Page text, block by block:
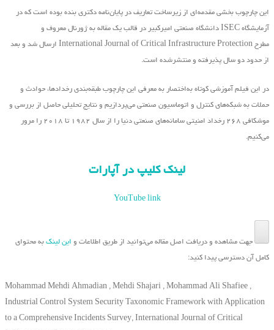
این چارچوب بخشی مقدمه‌ای از زیرساخت تعاریف در پایان‌نامه دکتری بنده بوده است که در
آزمایشگاه
دانشگاه صنعتی امیرکبیر در قالب یک مقاله به ژورنال معروف و
مطرح
ارسال شد و بعد
از حدود دو سال پذیرفته و منتشرشده است.
در این فیلم آموزشی کوتاه به‌اختصار به معرفی این چارچوب طبقه‌بندی رخدادها، حوادث و
حملات به شبکه‌های کنترل و اتوماسیون صنعتی می‌پردازیم و نتایج تحلیلی حاصل از بررسی و
موشکافی ۲۶۸ رخداد امنیتی سامانه‌های صنعتی دنیا را از سال ۱۹۸۲ تا ۲۰۱۸ را مرور
می‌کنیم.
لینک کلیپ در آپارات
YouTube link
جهت مشاهده و دریافت اصل مقاله می‌توانید از طریق اطلاعات و این لینک به محتوای
کامل آن دسترسی پیدا کنید:
Mohammad Mehdi Ahmadian , Mehdi Shajari , Mohammad Ali Shafiee ,
Industrial Control System Security Taxonomic Framework with Application
to a Comprehensive Incidents Survey, International Journal of Critical